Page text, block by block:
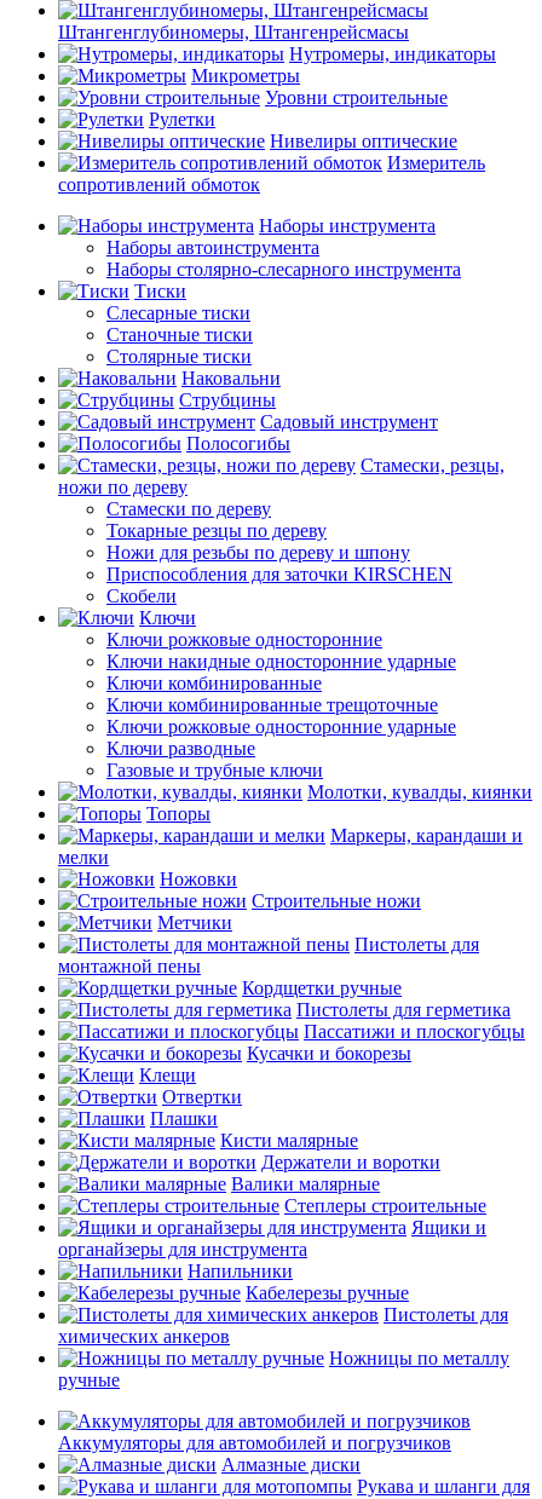
Штангенглубиномеры, Штангенрейсмасы
Нутромеры, индикаторы
Микрометры
Уровни строительные
Рулетки
Нивелиры оптические
Измеритель
сопротивлений обмоток
Наборы инструмента
Наборы автоинструмента
Наборы столярно-слесарного инструмента
Тиски
Слесарные тиски
Станочные тиски
Столярные тиски
Наковальни
Струбцины
Садовый инструмент
Полосогибы
Стамески, резцы,
ножи по дереву
Стамески по дереву
Токарные резцы по дереву
Ножи для резьбы по дереву и шпону
Приспособления для заточки KIRSCHEN
Скобели
Ключи
Ключи рожковые односторонние
Ключи накидные односторонние ударные
Ключи комбинированные
Ключи комбинированные трещоточные
Ключи рожковые односторонние ударные
Ключи разводные
Газовые и трубные ключи
Молотки, кувалды, киянки
Топоры
Маркеры, карандаши и
мелки
Ножовки
Строительные ножи
Метчики
Пистолеты для
монтажной пены
Кордщетки ручные
Пистолеты для герметика
Пассатижи и плоскогубцы
Кусачки и бокорезы
Клещи
Отвертки
Плашки
Кисти малярные
Держатели и воротки
Валики малярные
Степлеры строительные
Ящики и
органайзеры для инструмента
Напильники
Кабелерезы ручные
Пистолеты для
химических анкеров
Ножницы по металлу
ручные
Аккумуляторы для автомобилей и погрузчиков
Алмазные диски
Рукава и шланги для